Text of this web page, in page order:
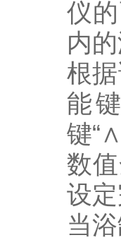
仪
内
根
能
键
数
设
当